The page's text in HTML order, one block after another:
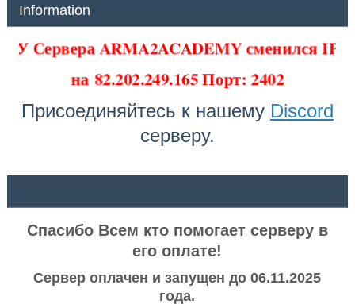
Information
У Сервера ARMA2ACADEMY сменился IP
на82.202.249.165 Порт: 2402
Присоединяйтесь к нашему Discord
серверу.
Спасибо Всем кто помогает серверу в
его оплате!
Сервер оплачен и запущен до 06.11.2025
года.